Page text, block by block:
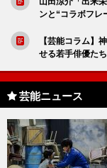
ンと“コラボフレ
【芸能コラム】
せる若手俳優た
芸能ニュース